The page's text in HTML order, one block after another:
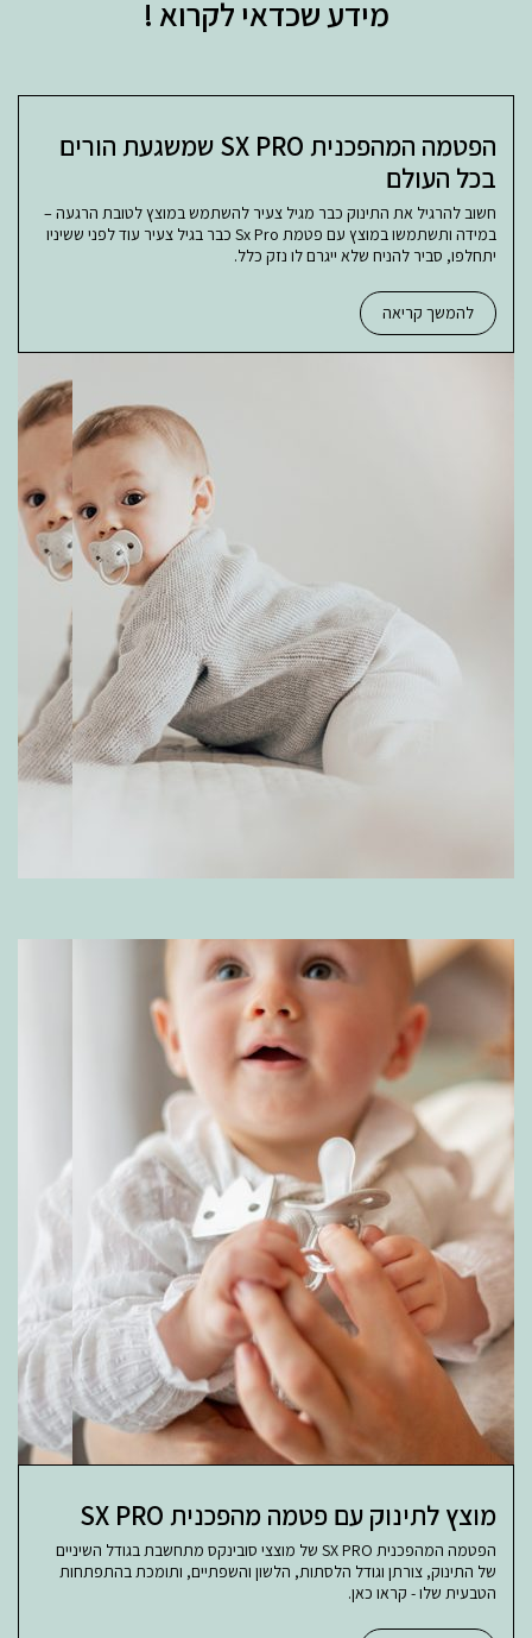
מידע שכדאי לקרוא !
הפטמה המהפכנית SX PRO שמשגעת הורים
בכל העולם
חשוב להרגיל את התינוק כבר מגיל צעיר להשתמש במוצץ לטובת הרגעה –
במידה ותשתמשו במוצץ עם פטמת Sx Pro כבר בגיל צעיר עוד לפני ששיניו
יתחלפו, סביר להניח שלא ייגרם לו נזק כלל.
להמשך קריאה
מוצץ לתינוק עם פטמה מהפכנית SX PRO
הפטמה המהפכנית SX PRO של מוצצי סובינקס מתחשבת בגודל השיניים
של התינוק, צורתן וגודל הלסתות, הלשון והשפתיים, ותומכת בהתפתחות
הטבעית שלו - קראו כאן.